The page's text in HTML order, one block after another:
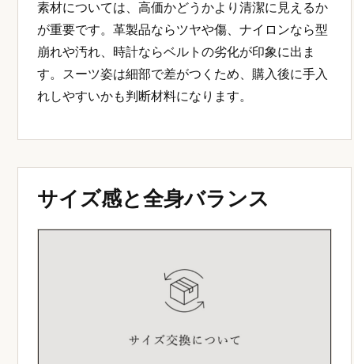
素材については、高価かどうかより清潔に見えるか
が重要です。革製品ならツヤや傷、ナイロンなら型
崩れや汚れ、時計ならベルトの劣化が印象に出ま
す。スーツ姿は細部で差がつくため、購入後に手入
れしやすいかも判断材料になります。
サイズ感と全身バランス